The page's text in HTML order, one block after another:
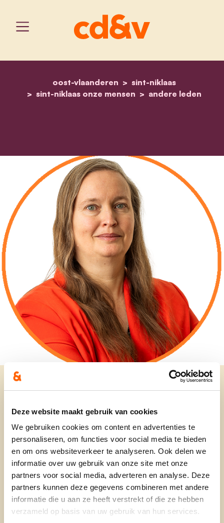
Deze website maakt gebruik van cookies
We gebruiken cookies om content en advertenties te
personaliseren, om functies voor social media te bieden
en om ons websiteverkeer te analyseren. Ook delen we
informatie over uw gebruik van onze site met onze
partners voor social media, adverteren en analyse. Deze
partners kunnen deze gegevens combineren met andere
informatie die u aan ze heeft verstrekt of die ze hebben
verzameld op basis van uw gebruik van hun services.
home
oost-vlaanderen
sint-niklaas
sint-niklaas onze mensen
andere leden
marijke pante
Mama van twee tieners. Sinaai ligt haar nauw aan
het hart.
Ze is mede-initiatiefnemer van het eerste Buurt
Informatie Netwerk (BIN) in Sinaai en organiseert
er sinds 2018 het Kom Op Tegen Kanker
plantjesweekend.